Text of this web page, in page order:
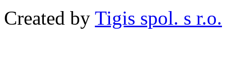
Created by Tigis spol. s r.o.